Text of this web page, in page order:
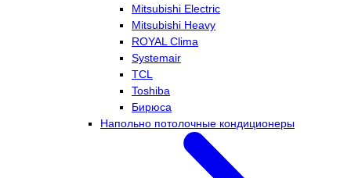
Mitsubishi Electric
Mitsubishi Heavy
ROYAL Clima
Systemair
TCL
Toshiba
Бирюса
Напольно потолочные кондиционеры